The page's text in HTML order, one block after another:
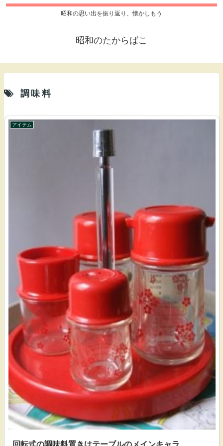
昭和の思い出を振り返り、懐かしもう
昭和のたからばこ
調味料
アイテム
回転式の調味料置きはテーブルのメインキャラ